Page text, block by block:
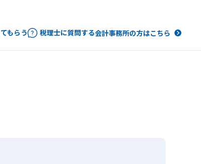
もらう 税理士に質問する会計事務所の方はこちら